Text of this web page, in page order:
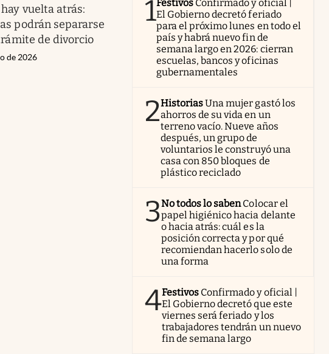
vuelta atrás:
podrán separarse
de divorcio
de 2026
1Festivos Confirmado y oficial |
El Gobierno decretó feriado
para el próximo lunes en todo el
país y habrá nuevo fin de
semana largo en 2026: cierran
escuelas, bancos y oficinas
gubernamentales
2HistoriasUna mujer gastó los
ahorros de su vida en un
terreno vacío. Nueve años
después, un grupo de
voluntarios le construyó una
casa con 850 bloques de
plástico reciclado
3No todos lo sabenColocar el
papel higiénico hacia delante
o hacia atrás: cuál es la
posición correcta y por qué
recomiendan hacerlo solo de
una forma
4Festivos Confirmado y oficial |
El Gobierno decretó que este
viernes será feriado y los
trabajadores tendrán un nuevo
fin de semana largo